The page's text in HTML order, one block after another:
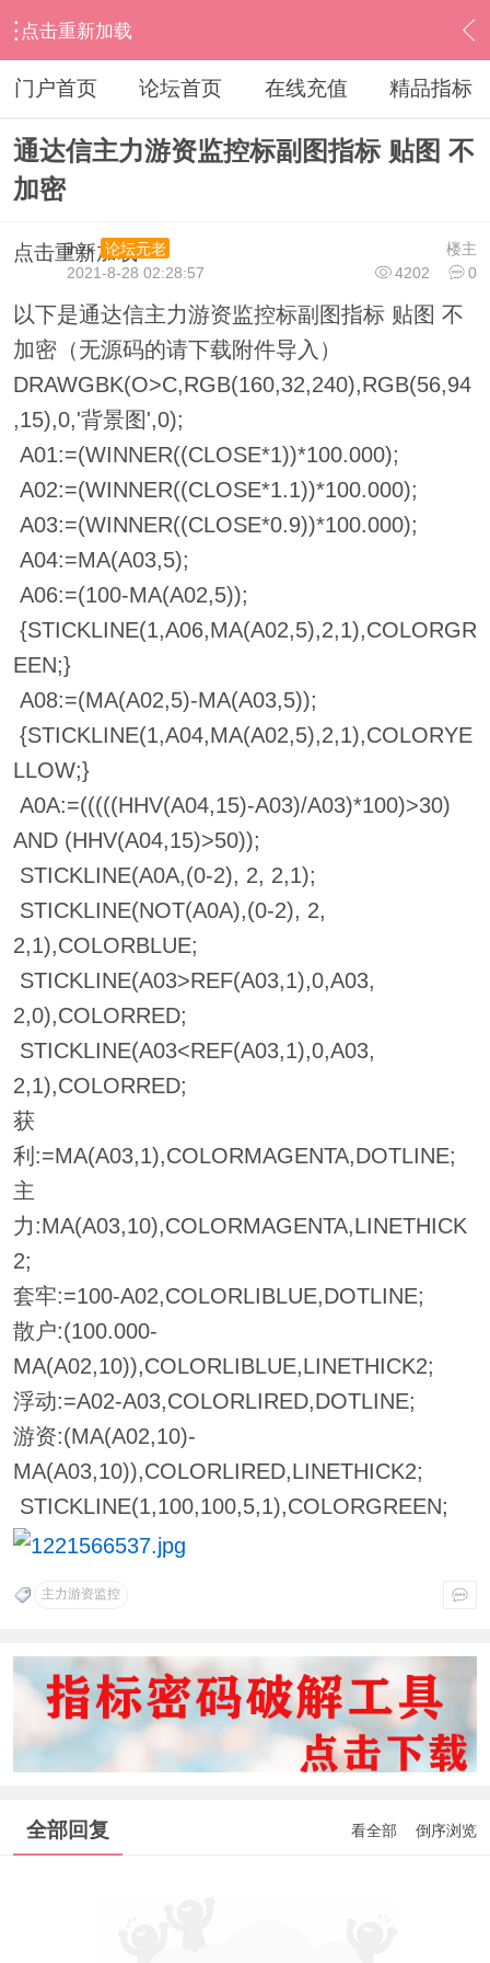
点击重新加载
› 通达信指标公式 › 指标加密破解 › 内容
门户首页 论坛首页 在线充值 精品指标
通达信主力游资监控标副图指标 贴图 不
加密
点击重新加载 楼主
ihzx
论坛元老
4202
0
2021-8-28 02:28:57
以下是通达信主力游资监控标副图指标 贴图 不
加密（无源码的请下载附件导入）
DRAWGBK(O>C,RGB(160,32,240),RGB(56,94
,15),0,'背景图',0);
A01:=(WINNER((CLOSE*1))*100.000);
A02:=(WINNER((CLOSE*1.1))*100.000);
A03:=(WINNER((CLOSE*0.9))*100.000);
A04:=MA(A03,5);
A06:=(100-MA(A02,5));
{STICKLINE(1,A06,MA(A02,5),2,1),COLORGR
EEN;}
A08:=(MA(A02,5)-MA(A03,5));
{STICKLINE(1,A04,MA(A02,5),2,1),COLORYE
LLOW;}
A0A:=(((((HHV(A04,15)-A03)/A03)*100)>30)
AND (HHV(A04,15)>50));
STICKLINE(A0A,(0-2), 2, 2,1);
STICKLINE(NOT(A0A),(0-2), 2,
2,1),COLORBLUE;
STICKLINE(A03>REF(A03,1),0,A03,
2,0),COLORRED;
STICKLINE(A03<REF(A03,1),0,A03,
2,1),COLORRED;
获
利:=MA(A03,1),COLORMAGENTA,DOTLINE;
主
力:MA(A03,10),COLORMAGENTA,LINETHICK
2;
套牢:=100-A02,COLORLIBLUE,DOTLINE;
散户:(100.000-
MA(A02,10)),COLORLIBLUE,LINETHICK2;
浮动:=A02-A03,COLORLIRED,DOTLINE;
游资:(MA(A02,10)-
MA(A03,10)),COLORLIRED,LINETHICK2;
STICKLINE(1,100,100,5,1),COLORGREEN;
主力游资监控
全部回复 看全部 倒序浏览